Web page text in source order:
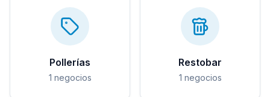
Pollerías
1 negocios
Restobar
1 negocios